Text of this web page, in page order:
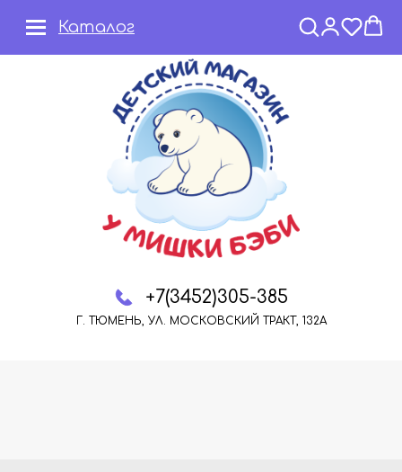
+7(3452)305-385
Г. ТЮМЕНЬ, УЛ. МОСКОВСКИЙ ТРАКТ, 132А
Каталог